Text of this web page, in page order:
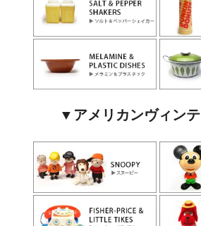
▼アメリカンヴィン